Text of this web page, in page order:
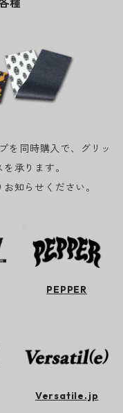
種
を同時購入で、グリッ
承ります。
知らせください。
PEPPER
Versatile.jp